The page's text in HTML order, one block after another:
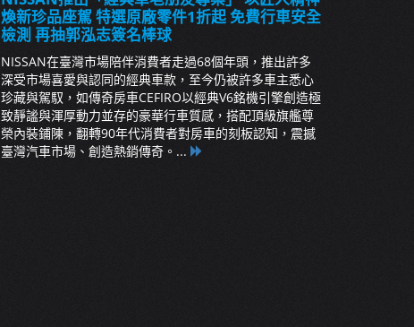
煥新珍品座駕 特選原廠零件1折起 免費行車安全
檢測 再抽郭泓志簽名棒球
NISSAN在臺灣市場陪伴消費者走過68個年頭，推出許多
深受市場喜愛與認同的經典車款，至今仍被許多車主悉心
珍藏與駕馭，如傳奇房車CEFIRO以經典V6銘機引擎創造極
致靜謐與渾厚動力並存的豪華行車質感，搭配頂級旗艦尊
榮內裝鋪陳，翻轉90年代消費者對房車的刻板認知，震撼
臺灣汽車市場、創造熱銷傳奇。...